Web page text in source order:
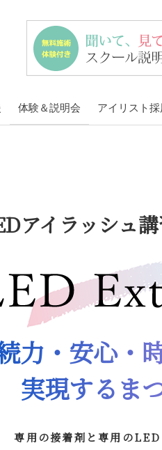
体験＆説明会 アイリスト
アイラッシュ
力・安心・
実現するま
専用の接着剤と専用の